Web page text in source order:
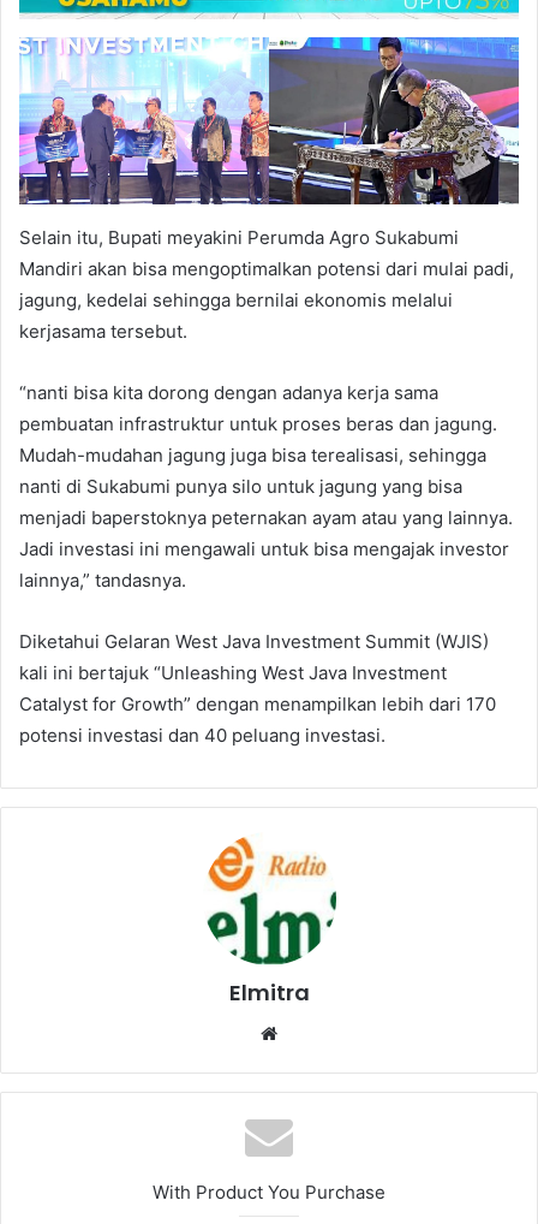
Selain itu, Bupati meyakini Perumda Agro Sukabumi
Mandiri akan bisa mengoptimalkan potensi dari mulai padi,
jagung, kedelai sehingga bernilai ekonomis melalui
kerjasama tersebut.
“nanti bisa kita dorong dengan adanya kerja sama
pembuatan infrastruktur untuk proses beras dan jagung.
Mudah-mudahan jagung juga bisa terealisasi, sehingga
nanti di Sukabumi punya silo untuk jagung yang bisa
menjadi baperstoknya peternakan ayam atau yang lainnya.
Jadi investasi ini mengawali untuk bisa mengajak investor
lainnya,” tandasnya.
Diketahui Gelaran West Java Investment Summit (WJIS)
kali ini bertajuk “Unleashing West Java Investment
Catalyst for Growth” dengan menampilkan lebih dari 170
potensi investasi dan 40 peluang investasi.
Elmitra
Website
With Product You Purchase